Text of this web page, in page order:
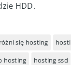
HDD.
się hosting
hosting hosting ssd